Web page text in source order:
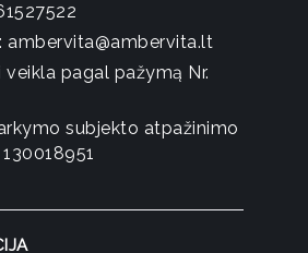
ambervita@ambervita.lt
veikla pagal pažymą Nr.
subjekto atpažinimo